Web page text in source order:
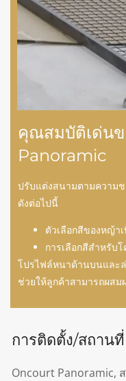
คุณสมบัติเด่น
Panoramic
ปรับแต่งสนามตามความ
ดังต่อไปนี้
ตัวเลือกสีของหญ้า
การเลือกสีสำหรับ
โปรไฟล์หนาด้านบนและ
ช่วยให้ลูกค้าสามารถผสม
การติดตั้ง/สถานที่
Oncourt Panoramic,